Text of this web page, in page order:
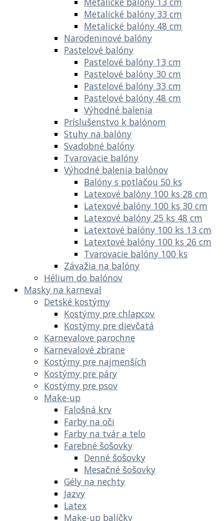
Metalické balóny 33 cm
Metalické balóny 48 cm
Narodeninové balóny
Pastelové balóny
Pastelové balóny 13 cm
Pastelové balóny 30 cm
Pastelové balóny 33 cm
Pastelové balóny 48 cm
Výhodné balenia
Príslušenstvo k balónom
Stuhy na balóny
Svadobné balóny
Tvarovacie balóny
Výhodné balenia balónov
Balóny s potlačou 50 ks
Latexové balóny 100 ks 28 cm
Latexové balóny 100 ks 30 cm
Latexové balóny 25 ks 48 cm
Latextové balóny 100 ks 13 cm
Latextové balóny 100 ks 26 cm
Tvarovacie balóny 100 ks
Závažia na balóny
Hélium do balónov
Masky na karneval
Detské kostýmy
Kostýmy pre chlapcov
Kostýmy pre dievčatá
Karnevalove parochne
Karnevalové zbrane
Kostýmy pre najmenších
Kostýmy pre páry
Kostýmy pre psov
Make-up
Falošná krv
Farby na oči
Farby na tvár a telo
Farebné šošovky
Denné šošovky
Mesačné šošovky
Gély na nechty
Jazvy
Latex
Make-up balíčky